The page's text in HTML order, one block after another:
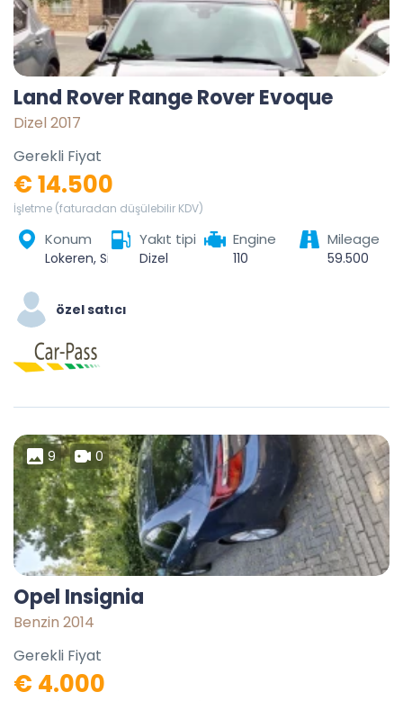
Land Rover Range Rover Evoque
Dizel 2017
Gerekli Fiyat
€ 14.500
İşletme (faturadan düşülebilir KDV)
Konum Yakıt tipi
Dizel
Engine
110
Mileage
59.500
özel satıcı
9 0
Opel Insignia
Benzin 2014
Gerekli Fiyat
€ 4.000